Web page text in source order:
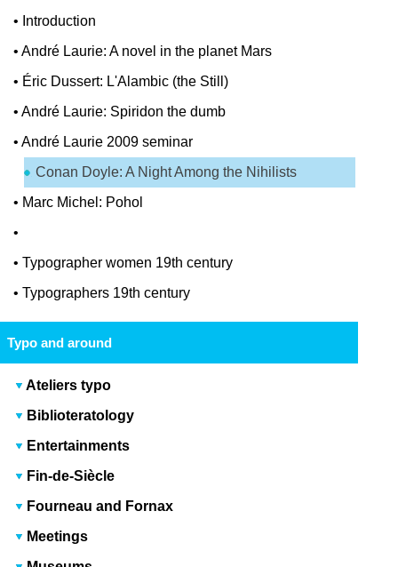
• Introduction
•André Laurie: A novel in the planet Mars
• Éric Dussert: L'Alambic (the Still)
•André Laurie: Spiridon the dumb
•André Laurie 2009 seminar
Conan Doyle: A Night Among the Nihilists
• Marc Michel: Pohol
•
•Typographer women 19th century
•Typographers 19th century
Typo and around
Ateliers typo
Biblioteratology
Entertainments
Fin-de-Siècle
Fourneau and Fornax
Meetings